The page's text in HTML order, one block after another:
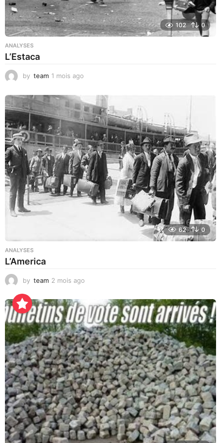
102 0
ANALYSES
L’Estaca
by team 1 mois ago
i
s
a
o
62 0
ANALYSES
L’America
by team 2 mois ago
e
u
r
e
s
a
g
o